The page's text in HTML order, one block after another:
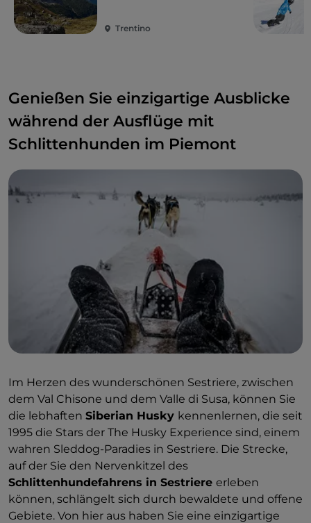
Trentino
Genießen Sie einzigartige Ausblicke
während der Ausflüge mit
Schlittenhunden im Piemont
Im Herzen des wunderschönen Sestriere, zwischen
dem Val Chisone und dem Valle di Susa, können Sie
die lebhaften Siberian Husky kennenlernen, die seit
1995 die Stars der The Husky Experience sind, einem
wahren Sleddog-Paradies in Sestriere. Die Strecke,
auf der Sie den Nervenkitzel des
Schlittenhundefahrens in Sestriere erleben
können, schlängelt sich durch bewaldete und offene
Gebiete. Von hier aus haben Sie eine einzigartige